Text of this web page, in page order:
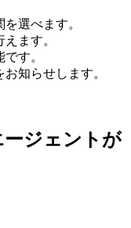
選べます。
ます。
す。
知らせします。
ージェントが